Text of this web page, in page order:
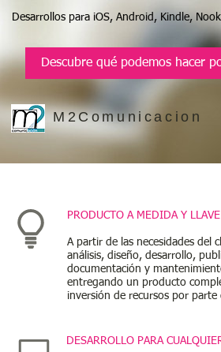
DESARROLLO PARA
PRODUCTO A MEDIDA Y
A partir de las necesidades del
análisis, diseño, desarrollo,
documentación y
entregando un producto
inversión de recursos por parte
Desarrollos para iOS, Android, Kindle,
Descubre qué podemos hacer
M2Comunicacion